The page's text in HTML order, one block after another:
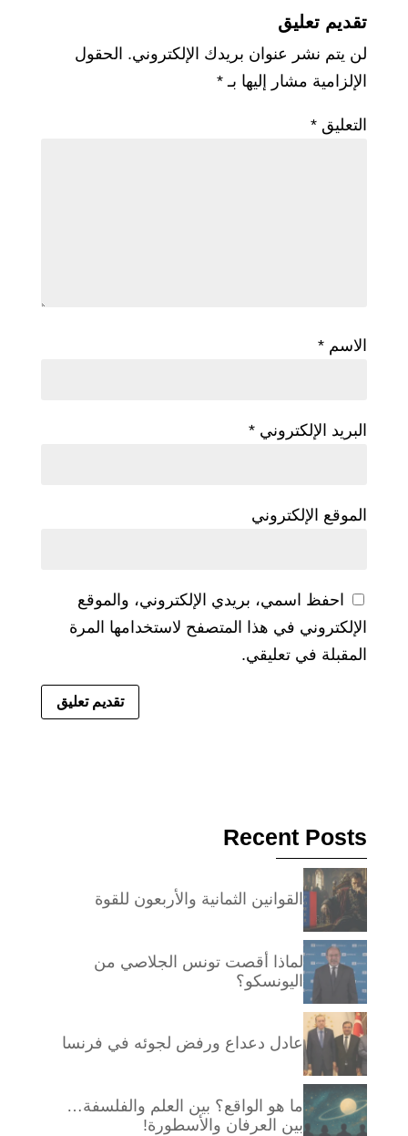
تقديم تعليق
لن يتم نشر عنوان بريدك الإلكتروني. الحقول
الإلزامية مشار إليها بـ *
التعليق *
الاسم *
البريد الإلكتروني *
الموقع الإلكتروني
احفظ اسمي، بريدي الإلكتروني، والموقع
الإلكتروني في هذا المتصفح لاستخدامها المرة
المقبلة في تعليقي.
Recent Posts
القوانين الثمانية والأربعون للقوة
لماذا أقصت تونس الجلاصي من
اليونسكو؟
عادل دعداع ورفض لجوئه في فرنسا
ما هو الواقع؟ بين العلم والفلسفة…
بين العرفان والأسطورة!